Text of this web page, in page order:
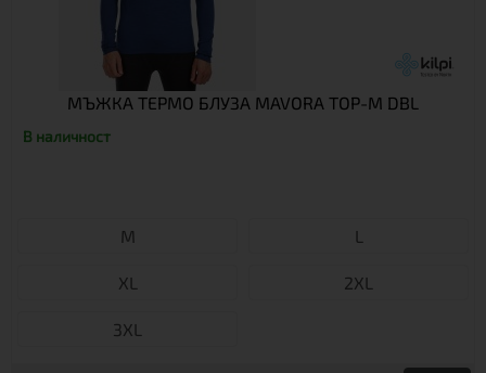
МЪЖКА ТЕРМО БЛУЗА MAVORA TOP-M DBL
В наличност
M L
XL 2XL
3XL